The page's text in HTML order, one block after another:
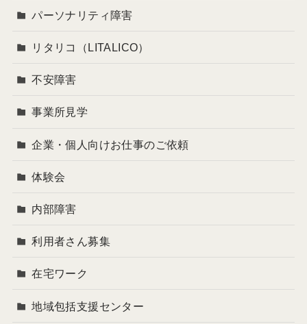
パーソナリティ障害
リタリコ（LITALICO）
不安障害
事業所見学
企業・個人向けお仕事のご依頼
体験会
内部障害
利用者さん募集
在宅ワーク
地域包括支援センター